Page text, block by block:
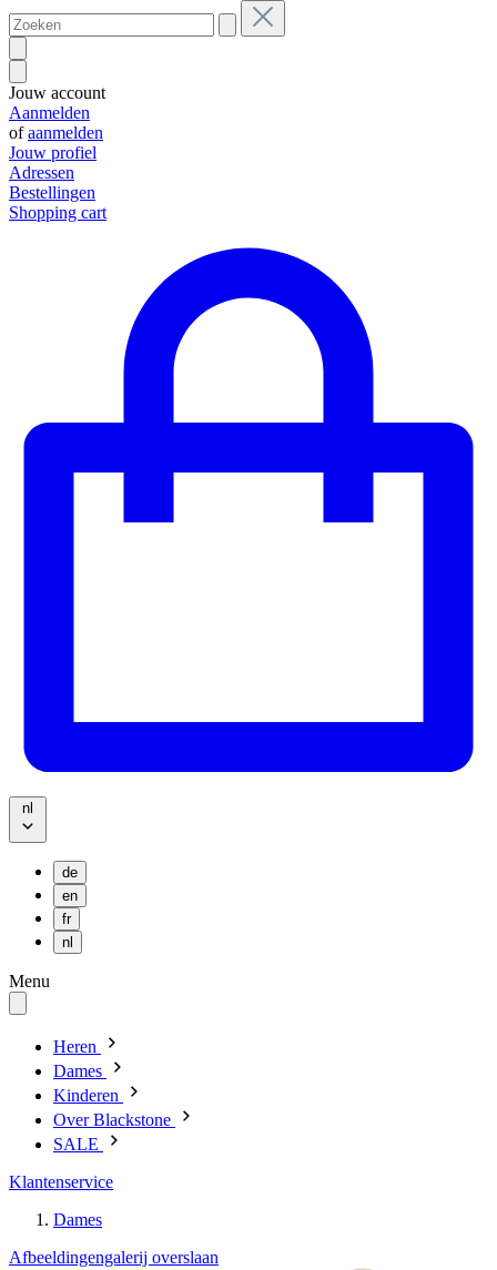
Jouw account
Aanmelden
ofaanmelden
Jouw profiel
Adressen
Bestellingen
Shopping cart
nl
de
en
fr
nl
Menu
Heren
Dames
Kinderen
Over Blackstone
SALE
Klantenservice
Dames
Afbeeldingengalerij overslaan